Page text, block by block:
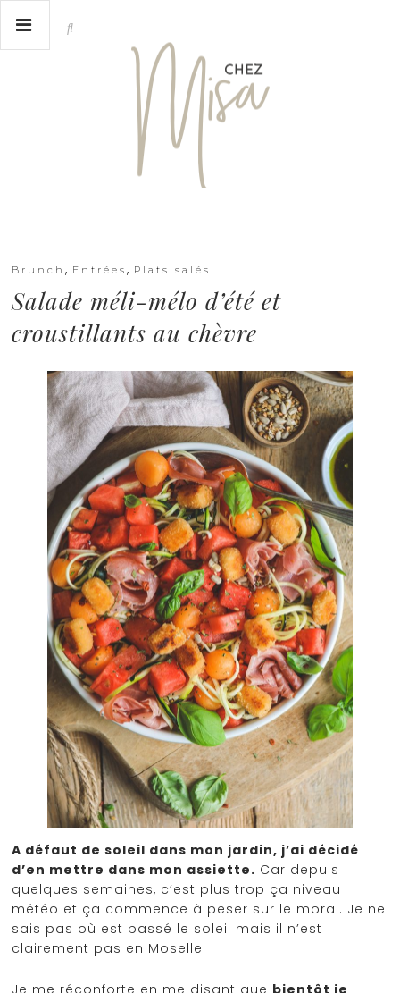
Brunch, Entrées, Plats salés
Salade méli-mélo d’été et
croustillants au chèvre
A défaut de soleil dans mon jardin, j’ai décidé
d’en mettre dans mon assiette. Car depuis
quelques semaines, c’est plus trop ça niveau
météo et ça commence à peser sur le moral. Je ne
sais pas où est passé le soleil mais il n’est
clairement pas en Moselle.